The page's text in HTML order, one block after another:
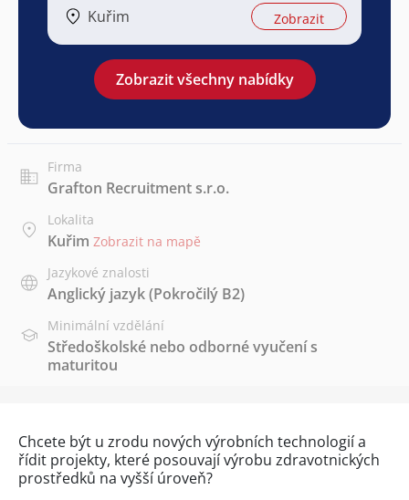
Kuřim Zobrazit
Zobrazit všechny nabídky
Firma
Grafton Recruitment s.r.o.
Lokalita
Kuřim Zobrazit na mapě
Jazykové znalosti
Anglický jazyk(Pokročilý B2)
Minimální vzdělání
Středoškolské nebo odborné vyučení s
maturitou
Chcete být u zrodu nových výrobních technologií a
řídit projekty, které posouvají výrobu zdravotnických
prostředků na vyšší úroveň?